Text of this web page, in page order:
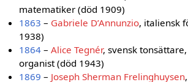
matematiker (död 1909)
1863 – Gabriele D’Annunzio, italiensk
1938)
1864 –Alice Tegnér, svensk
organist (död 1943)
1869 – Joseph Sherman Frelinghuysen